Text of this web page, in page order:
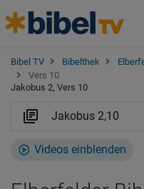
Bibel TV Bibelthek
Vers 10
Jakobus 2, Vers 10
Videos einblenden